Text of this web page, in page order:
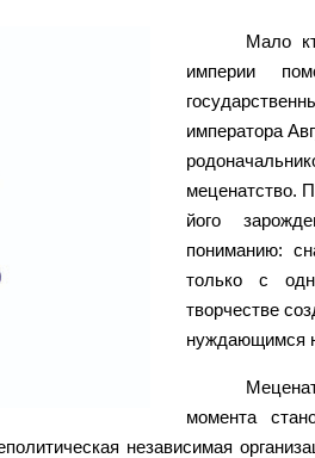
Мало
империи
императора
меценатство.
його
пониманию:
только с
творчестве
нуждающимся
момента
независимая